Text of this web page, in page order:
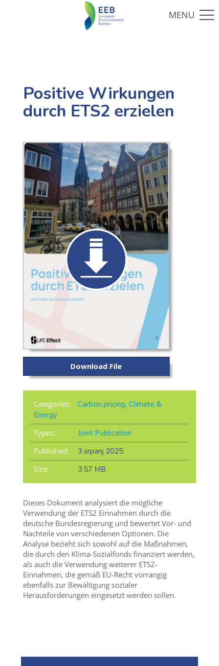
Positive Wirkungen
durch ETS2 erzielen
Download File
Categories: Carbon pricing, Climate &
Energy
Types:
Joint Publication
Published:
3 srpanj 2025
Size:
3.57 MB
Dieses Dokument analysiert die mögliche
Verwendung der ETS2 Einnahmen durch die
deutsche Bundesregierung und bewertet Vor- und
Nachteile von verschiedenen Optionen. Die
Analyse bezieht sich sowohl auf die Maßnahmen,
die durch den Klima-Sozialfonds finanziert werden,
als auch die Verwendung weiterer ETS2-
Einnahmen, die gemäß EU-Recht vorrangig
ebenfalls zur Bewältigung sozialer
Herausforderungen eingesetzt werden sollen.